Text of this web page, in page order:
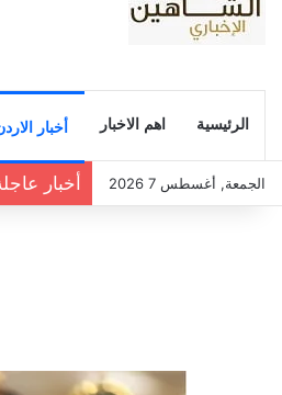
الرئيسية اهم الاخبار أخبار
الجمعة, أغسطس 7 2026 أخبار